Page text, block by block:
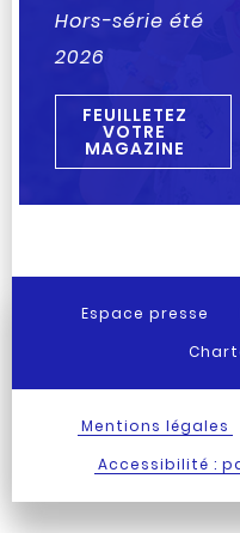
Hors-série été
2026
FEUILLETEZ
VOTRE
MAGAZINE
Espace presse
Mentions légales
Accessibilité :